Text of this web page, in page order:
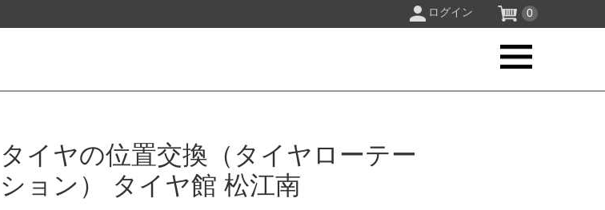
ログイン 0
タイヤの位置交換（タイヤローテー
ション） タイヤ館 松江南